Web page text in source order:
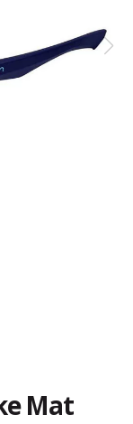
Mat